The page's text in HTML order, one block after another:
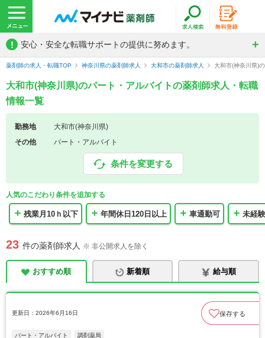
! 安心・安全な転職サポートの提供に努めます。
薬剤師の求人・転職TOP 神奈川県の薬剤師求人 大和市の薬剤師求人 大和市(神奈川県)
大和市(神奈川県)のパート・アルバイトの薬剤師求人・転職
情報一覧
勤務地
大和市(神奈川県)
その他
パート・アルバイト
条件を変更する
人気のこだわり条件を追加する
残業月10ｈ以下 年間休日120日以上 車通勤可 未経
23 件の薬剤師求人 ※ 非公開求人を除く
おすすめ順 新着順 給与順
更新日：2026年6月16日 保存する
パート・アルバイト 調剤薬局